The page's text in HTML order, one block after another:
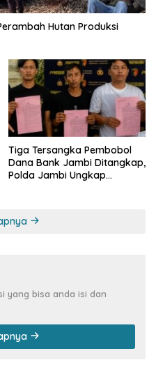
Hutan Produksi
Tiga Tersangka Pembobol
Dana Bank Jambi Ditangkap,
Polda Jambi Ungkap
yang bisa anda isi dan